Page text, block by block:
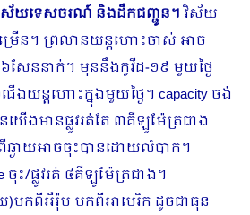
ស័យទេសចរណ៍ និងដឹកជញ្ជូន។វិស័យ
រើន។ ព្រលានយន្តហោះចាស់ អាច
ែននាក់។ មុននឹងកូវីដ-១៩ មួយថ្ងៃ
យន្តហោះក្នុងមួយថ្ងៃ។ capacity ចង់
ងមានផ្លូវរត់តែ ៣គីឡូម៉ែត្រជាង
ងាយអាចចុះបានដោយលំបាក។
ចុះ/ផ្លូវរត់ ៤គីឡូម៉ែត្រជាង។
យ)មកពីអឺរ៉ុប មកពីអាមេរិក ដូចជាធុន